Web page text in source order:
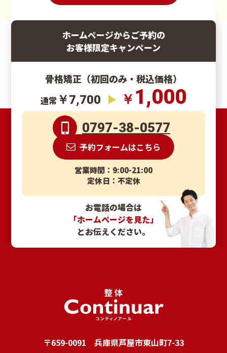
ホームページからご予約の
お客様限定キャンペーン
骨格矯正（初回のみ・税込価格）
通常 ￥7,700 ￥ 1,000
0797-38-0577
予約フォームはこちら
営業時間：9:00-21:00
定休日：不定休
お電話の場合は
「ホームページを見た」
とお伝えください。
〒659-0091 兵庫県芦屋市東山町7-33